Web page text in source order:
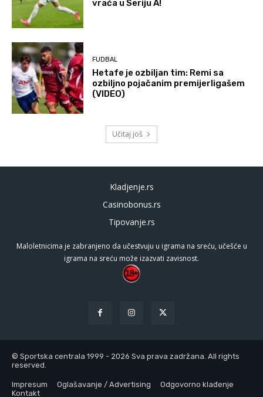
vraća u Seriju A!
FUDBAL
Hetafe je ozbiljan tim: Remi sa
ozbiljno pojačanim premijerligašem
(VIDEO)
Učitaj još
Kladjenje.rs
Casinobonus.rs
Tipovanje.rs
Maloletnicima je zabranjeno da učestvuju u igrama na sreću, učešće u
igrama na sreću može izazvati zavisnost.
© Sportska centrala 1999 - 2026 Sva prava zadržana. All rights
reserved.
Impresum Oglašavanje / Advertising
Odgovorno klađenje
Kontakt